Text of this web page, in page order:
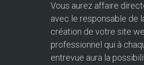
Vous aurez affaire
avec le responsable de
création de votre site
professionnel qui à
entrevue aura la